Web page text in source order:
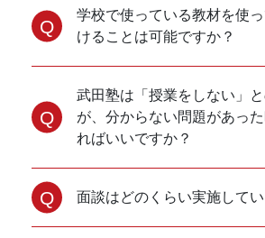
学校で使っている教材を使
けることは可能ですか？
武田塾は「授業をしない」
が、分からない問題があっ
ればいいですか？
面談はどのくらい実施してい